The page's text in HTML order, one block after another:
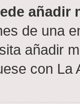
añadir
de una
añadir
con La